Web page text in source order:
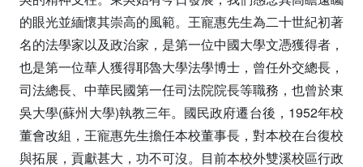
的眼光並緬懷其崇高的風範。王寵惠先生為二十世紀初著
名的法學家以及政治家，是第一位中國大學文憑獲得者，
也是第一位華人獲得耶魯大學法學博士，曾任外交總長，
司法總長、中華民國第一任司法院院長等職務，也曾於東
吳大學(蘇州大學)執教三年。國民政府遷台後，1952年校
董會改組，王寵惠先生擔任本校董事長，對本校在台復校
與拓展，貢獻甚大，功不可沒。目前本校外雙溪校區行政